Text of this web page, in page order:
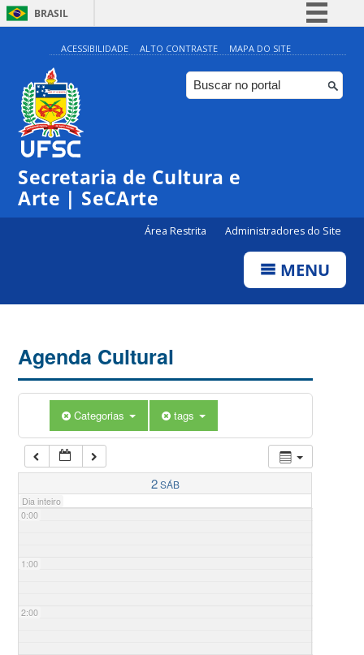
BRASIL
Simplifique!
Comunica BR
Participe
ACESSIBILIDADE ALTO CONTRASTE MAPA DO SITE
Secretaria de Cultura e
Arte | SeCArte
Área Restrita Administradores do Site
MENU
Agenda Cultural
Categorias tags
2SÁB
Dia inteiro
0:00
1:00
2:00